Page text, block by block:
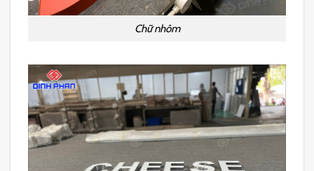
Chữ nhôm